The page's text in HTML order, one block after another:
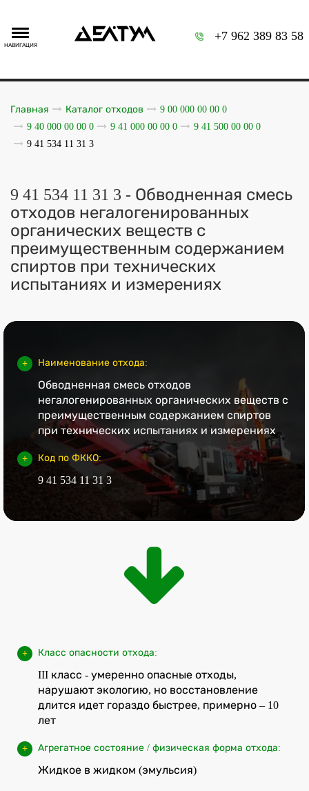
НАВИГАЦИЯ
+7 962 389 83 58
Главная Каталог отходов
9 00 000 00 00 0
9 40 000 00 00 0
9 41 000 00 00 0
9 41 500 00 00 0
9 41 534 11 31 3
9 41 534 11 31 3 - Обводненная смесь
отходов негалогенированных
органических веществ с
преимущественным содержанием
спиртов при технических
испытаниях и измерениях
Наименование отхода:
Обводненная смесь отходов
негалогенированных органических веществ с
преимущественным содержанием спиртов
при технических испытаниях и измерениях
Код по ФККО:
9 41 534 11 31 3
Класс опасности отхода:
III класс - умеренно опасные отходы,
нарушают экологию, но восстановление
длится идет гораздо быстрее, примерно – 10
лет
Агрегатное состояние / физическая форма отхода:
Жидкое в жидком (эмульсия)